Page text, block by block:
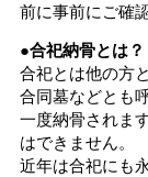
前に事前にご確
●合祀納骨とは？
合祀とは他の方
合同墓などとも
一度納骨されま
はできません。
近年は合祀にも